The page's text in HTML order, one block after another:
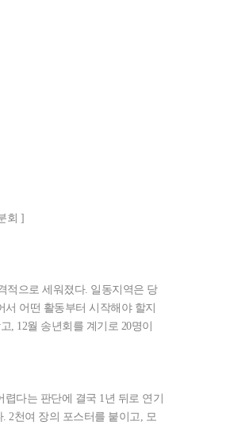
회 ]
적으로 세워졌다. 일동지역은 당
어떤 활동부터 시작해야 할지
, 12월 송년회를 계기로 20명이
다는 판단에 결국 1년 뒤로 연기
2천여 장의 포스터를 붙이고, 모